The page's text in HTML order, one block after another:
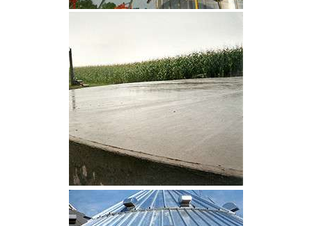
CLIQUEZ POUR AGRANDIR
CLIQUEZ POUR AGRANDIR